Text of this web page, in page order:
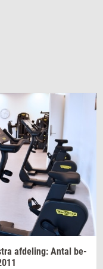
af­de­ling: Antal be­